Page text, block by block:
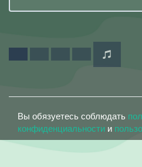
Вы обязуетесь соблюдать
конфиденциальности и